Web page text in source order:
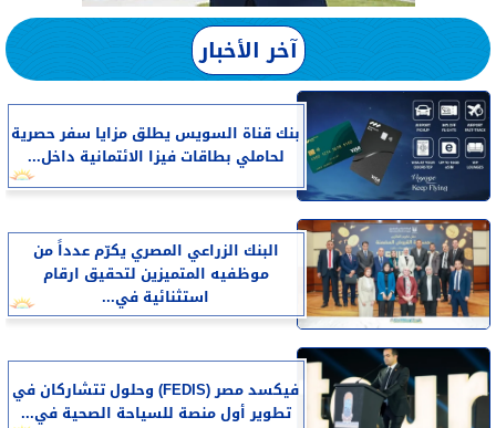
آخر الأخبار
بنك قناة السويس يطلق مزايا سفر حصرية
لحاملي بطاقات فيزا الائتمانية داخل...
البنك الزراعي المصري يكرّم عدداً من
موظفيه المتميزين لتحقيق ارقام
استثنائية في...
فيكسد مصر (FEDIS) وحلول تتشاركان في
تطوير أول منصة للسياحة الصحية في...